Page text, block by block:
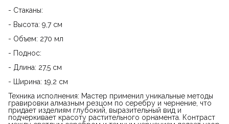
- Стаканы:
- Высота: 9,7 см
- Объем: 270 мл
- Поднос:
- Длина: 27,5 см
- Ширина: 19,2 см
Техника исполнения: Мастер применил уникальные методы
гравировки алмазным резцом по серебру и чернение, что
придает изделиям глубокий, выразительный вид и
подчеркивает красоту растительного орнамента. Контраст